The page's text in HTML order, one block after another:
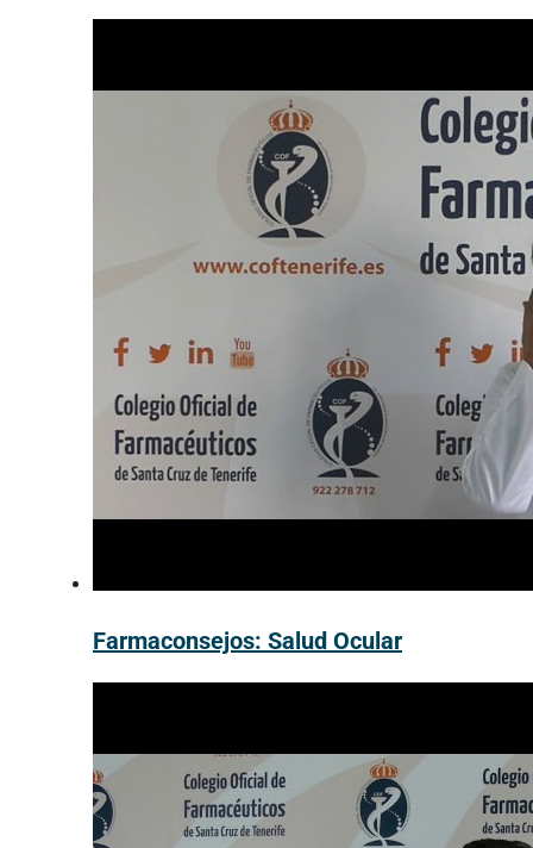
Farmaconsejos: Salud Ocular